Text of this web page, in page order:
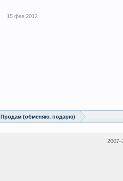
15 фев 2012
Продам (обменяю, подарю)
2007–